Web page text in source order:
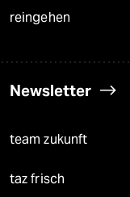
reingehen
Newsletter
team zukunft
taz frisch